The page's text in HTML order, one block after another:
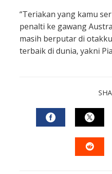
“Teriakan yang kamu
penalti ke gawang
masih berputar di
terbaik di dunia, yakni
FACEBOOK